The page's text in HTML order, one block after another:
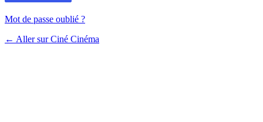
Mot de passe oublié ?
← Aller sur Ciné Cinéma